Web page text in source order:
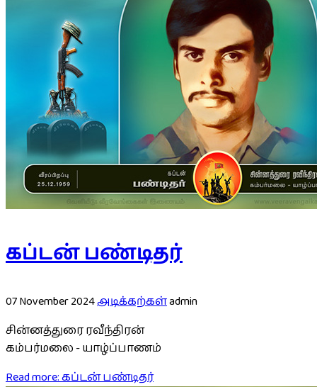
கப்டன் பண்டிதர்
07 November 2024அடிக்கற்கள்admin
சின்னத்துரை ரவீந்திரன்
கம்பர்மலை - யாழ்ப்பாணம்
Read more: கப்டன் பண்டிதர்